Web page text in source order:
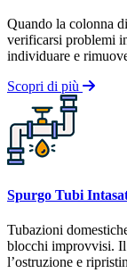
Quando la colonna
verificarsi problemi
individuare e
Scopri di più
Spurgo Tubi
Tubazioni
blocchi improvvisi.
l’ostruzione e